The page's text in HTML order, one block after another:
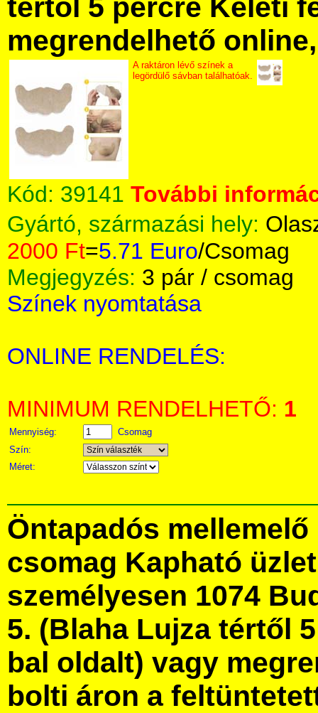
tértől 5 percre Keleti
megrendelhető
A raktáron lévő színek a
legördülő sávban találhatóak.
Kód: 39141 További
Gyártó, származási hely:
2000 Ft=5.71 Euro/Csomag
Megjegyzés: 3 pár / csomag
Színek nyomtatása
ONLINE RENDELÉS:
MINIMUM RENDELHETŐ: 1
Mennyiség:
Csomag
Szín:
Méret:
Öntapadós mellemelő
csomag Kapható
személyesen 1074
5. (Blaha Lujza tértől
bal oldalt) vagy
bolti áron a